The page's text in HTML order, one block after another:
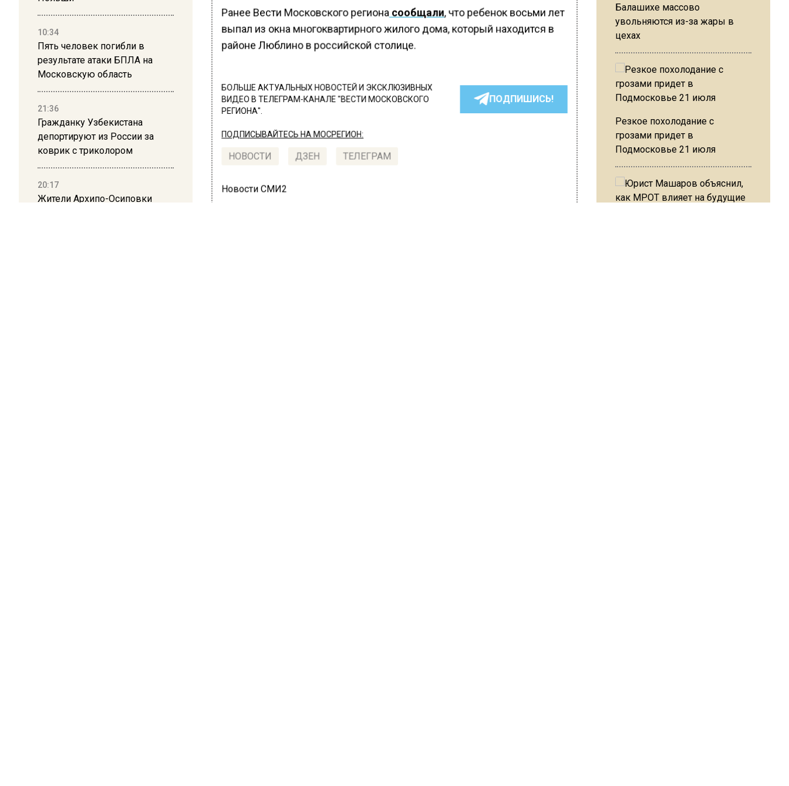
10:34
Пять человек погибли в
результате атаки БПЛА на
Московскую область
21:36
Гражданку Узбекистана
депортируют из России за
коврик с триколором
20:17
Жители Архипо-Осиповки
Ранее Вести Московского регионасообщали, что ребенок восьми лет
выпал из окна многоквартирного жилого дома, который находится в
районе Люблино в российской столице.
БОЛЬШЕ АКТУАЛЬНЫХ НОВОСТЕЙ И ЭКСКЛЮЗИВНЫХ
ВИДЕО В ТЕЛЕГРАМ-КАНАЛЕ "ВЕСТИ МОСКОВСКОГО
РЕГИОНА".
ПОДПИШИСЬ!
ПОДПИСЫВАЙТЕСЬ НА МОСРЕГИОН:
НОВОСТИ ДЗЕН ТЕЛЕГРАМ
Новости СМИ2
Балашихе массово
увольняются из-за жары в
цехах
Резкое похолодание с
грозами придет в
Подмосковье 21 июля